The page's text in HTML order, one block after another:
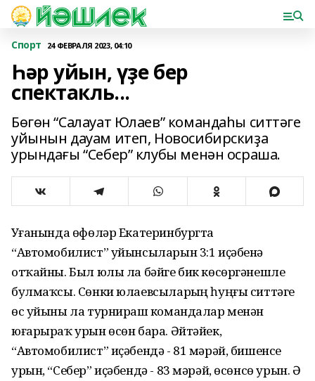
Спорт 24 ФЕВРАЛЯ 2023, 04:10
Һәр уйын, үҙе бер
спектакль...
Бөгөн “Салауат Юлаев” командаһы ситтәге
уйынын дауам итеп, Новосибирскиҙа
урындағы “Себер” клубы менән осраша.
Уҙғанында өфөләр Екатеринбургта
“Автомобилист” уйынсыларын 3:1 иҫәбенә
отҡайны. Был юлы ла бәйге бик көсөргәнешле
булмаҡсы. Сөнки юлаевсыларҙың һуңғы ситтәге
өс уйыны ла турнирҙаш командалар менән
юғарыраҡ урын өсөн бара. Әйтәйек,
“Автомобилист” иҫәбендә - 81 мәрәй, бишенсе
урын, “Себер” иҫәбендә - 83 мәрәй, өсөнсө урын. Ә